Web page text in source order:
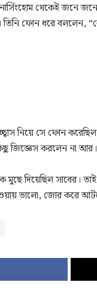
থেকেই জনে
তিনি ফোন ধরে বললেন,
নিয়ে সে ফোন
জিজ্ঞেস করলেন না
দিয়েছিল সাবের।
ভালো, জোর করে